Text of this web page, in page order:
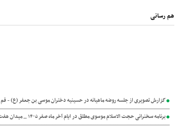
هم رسانی
گزارش تصویری از جلسه روضه ماهیانه در حسینیه دختران موسی بن جعفر (ع) - قم
برنامه سخنرانی حجت الاسلام موسوی مطلق در ایام آخر ماه صفر ۱۴۰۵ _ میدان هفت تیر